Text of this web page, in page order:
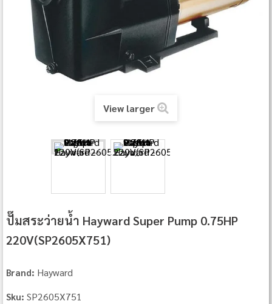
View larger
ปั๊มสระว่ายน้ำ Hayward Super Pump 0.75HP
220V(SP2605X751)
Brand: Hayward
Sku: SP2605X751